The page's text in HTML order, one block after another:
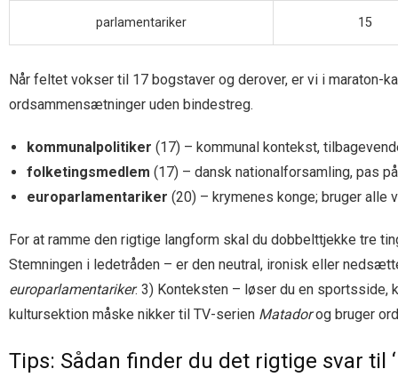
parlamentariker 15
Når feltet vokser til 17 bogstaver og derover, er vi i
ordsammensætninger uden bindestreg.
kommunalpolitiker (17) – kommunal kontekst,
folketingsmedlem (17) – dansk nationalforsamling, pas
europarlamentariker (20) – krymenes konge; bruger alle
For at ramme den rigtige langform skal du dobbelttjekke tre
Stemningen i ledetråden – er den neutral, ironisk eller
europarlamentariker. 3) Konteksten – løser du en sportsside,
kultursektion måske nikker til TV-serien Matadorog bruger
Tips: Sådan finder du det rigtige svar til